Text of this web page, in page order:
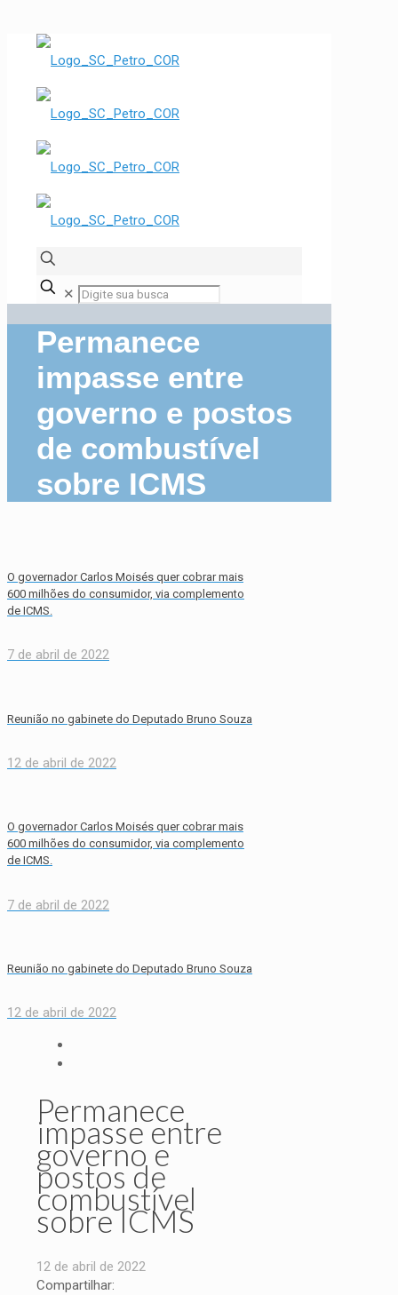
✕
Permanece
impasse entre
governo e postos
de combustível
sobre ICMS
O governador Carlos Moisés quer cobrar mais
600 milhões do consumidor, via complemento
de ICMS.
7 de abril de 2022
Reunião no gabinete do Deputado Bruno Souza
12 de abril de 2022
O governador Carlos Moisés quer cobrar mais
600 milhões do consumidor, via complemento
de ICMS.
7 de abril de 2022
Reunião no gabinete do Deputado Bruno Souza
12 de abril de 2022
Permanece
impasse entre
governo e
postos de
combustível
sobre ICMS
12 de abril de 2022
Compartilhar: